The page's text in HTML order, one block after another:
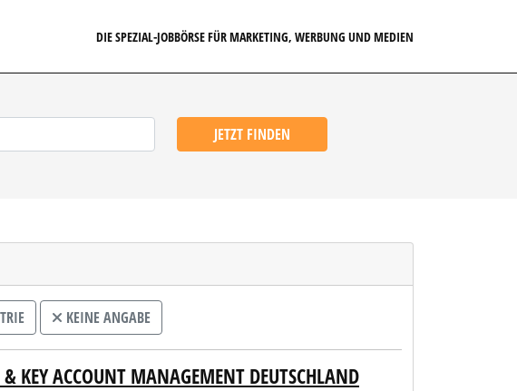
DIE SPEZIAL-JOBBÖRSE FÜR MARKETING, WERBUNG UND MEDIEN
JETZT FINDEN
KEINE ANGABE
& KEY ACCOUNT MANAGEMENT DEUTSCHLAND